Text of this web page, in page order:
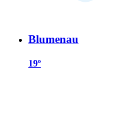
Blumenau
19º